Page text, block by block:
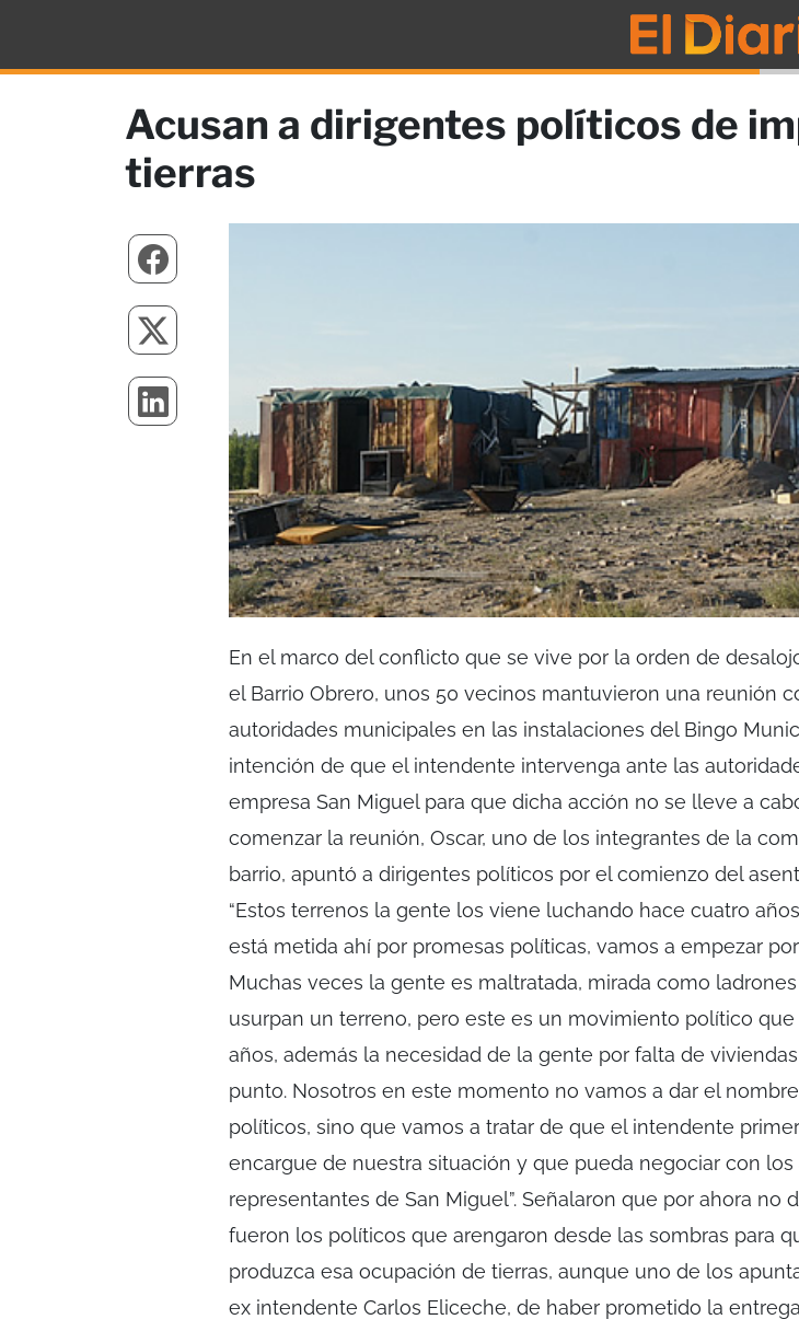
Acusan a dirigentes políticos de
tierras
En el marco del conflicto que se vive por la orden de
el Barrio Obrero, unos 50 vecinos mantuvieron una reunión
autoridades municipales en las instalaciones del Bingo
intención de que el intendente intervenga ante las
empresa San Miguel para que dicha acción no se lleve a
comenzar la reunión, Oscar, uno de los integrantes de la
barrio, apuntó a dirigentes políticos por el comienzo del
“Estos terrenos la gente los viene luchando hace cuatro
está metida ahí por promesas políticas, vamos a empezar
Muchas veces la gente es maltratada, mirada como
usurpan un terreno, pero este es un movimiento político
años, además la necesidad de la gente por falta de
punto. Nosotros en este momento no vamos a dar el
políticos, sino que vamos a tratar de que el intendente
encargue de nuestra situación y que pueda negociar con los
representantes de San Miguel”. Señalaron que por ahora no
fueron los políticos que arengaron desde las sombras para
produzca esa ocupación de tierras, aunque uno de los
ex intendente Carlos Eliceche, de haber prometido la